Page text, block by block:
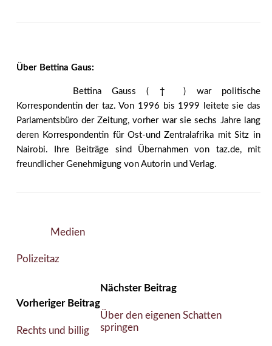
Über Bettina Gaus:
Bettina Gauss ( † ) war politische
Korrespondentin der taz. Von 1996 bis 1999 leitete sie das
Parlamentsbüro der Zeitung, vorher war sie sechs Jahre lang
deren Korrespondentin für Ost-und Zentralafrika mit Sitz in
Nairobi. Ihre Beiträge sind Übernahmen von taz.de, mit
freundlicher Genehmigung von Autorin und Verlag.
Medien
Polizeitaz
Vorheriger Beitrag
Rechts und billig
Nächster Beitrag
Über den eigenen Schatten
springen